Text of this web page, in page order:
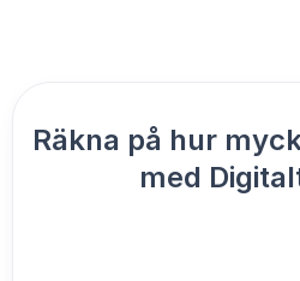
Räkna på hur
med